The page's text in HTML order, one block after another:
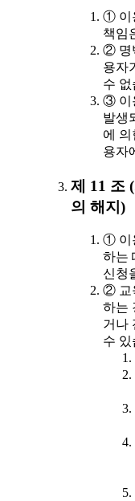
① 이
책임
② 명
용자
수 없
③ 이
발생
에 의
용자
제 11 조
의 해지)
① 이
하는
신청
② 교
하는
거나
수 있